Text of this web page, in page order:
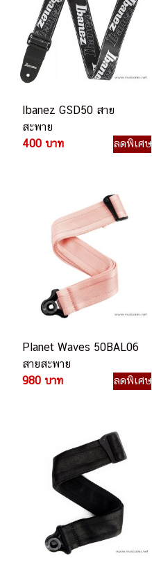
Ibanez GSD50 สาย
สะพาย
400 บาท
ลดพิเศษ
Planet Waves 50BAL06
สายสะพาย
980 บาท
ลดพิเศษ